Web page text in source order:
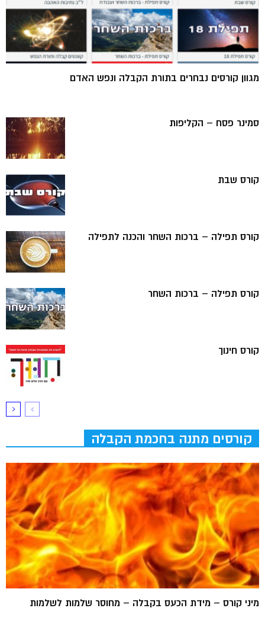
מגוון קורסים נבחרים בתורת הקבלה ונפש האדם
סמינר פסח – הקליפות
קורס שבת
קורס תפילה – ברכות השחר והכנה לתפילה
קורס תפילה – ברכות השחר
קורס חינוך
קורסים מתנה בחכמת הקבלה
מיני קורס – מידת הכעס בקבלה – מחוסר שלמות לשלמות